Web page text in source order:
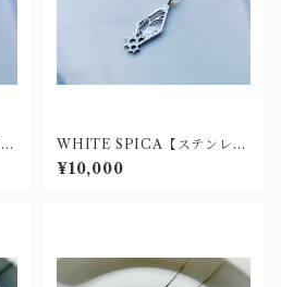
WHITE SPICA【ステンレス
ネックレス】
¥10,000